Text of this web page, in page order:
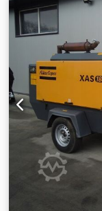
componentes
directamente en
material en
Movimiento de
(X, Y, Z).
semiautomático
red: 400 V CA,
de energía: 8,5
A Tensión de
bar
comprimido: 6
a +40 °C
Humedad: 10 %
protección del